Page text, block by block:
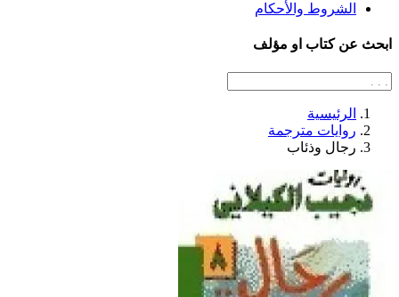
الشروط والأحكام
ابحث عن كتاب او مؤلف
الرئيسية
روايات مترجمة
رجال وذئاب